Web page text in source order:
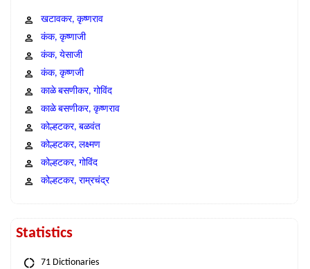
खटावकर, कृष्णराव
कंक, कृष्णाजी
कंक, येसाजी
कंक, कृष्णजी
काळे बसणीकर, गोविंद
काळे बसणीकर, कृष्णराव
कोल्हटकर, बळवंत
कोल्हटकर, लक्ष्मण
कोल्हटकर, गोविंद
कोल्हटकर, राम्रचंद्र
Statistics
71 Dictionaries